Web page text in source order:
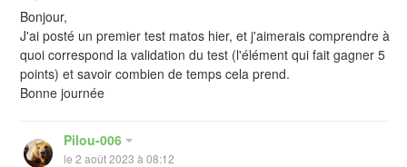
Bonjour,
J'ai posté un premier test matos hier, et j'aimerais comprendre à
quoi correspond la validation du test (l'élément qui fait gagner 5
points) et savoir combien de temps cela prend.
Bonne journée
Pilou-006
le 2 août 2023 à 08:12